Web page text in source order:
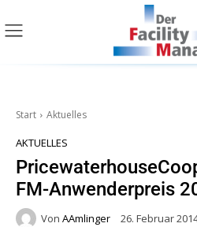
Start Aktuelles
AKTUELLES
FM-Anwenderpreis
Von AAmlinger 26. Februar